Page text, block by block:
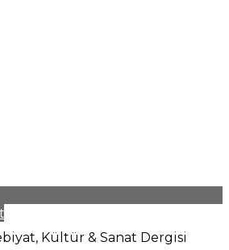
Kültür & Sanat Dergisi